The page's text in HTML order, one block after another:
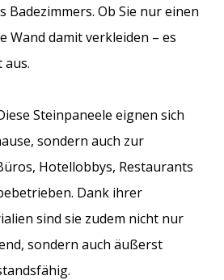
Badezimmers. Ob Sie nur einen
Wand damit verkleiden – es
Steinpaneele eignen sich
sondern auch zur
Hotellobbys, Restaurants
Dank ihrer
sind sie zudem nicht nur
sondern auch äußerst